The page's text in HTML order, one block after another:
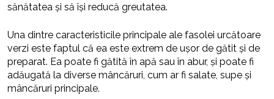
sănătatea și să își reducă greutatea.
Una dintre caracteristicile principale ale fasolei urcătoare
verzi este faptul că ea este extrem de ușor de gătit și de
preparat. Ea poate fi gătită în apă sau în abur, și poate fi
adăugată la diverse mâncăruri, cum ar fi salate, supe și
mâncăruri principale.